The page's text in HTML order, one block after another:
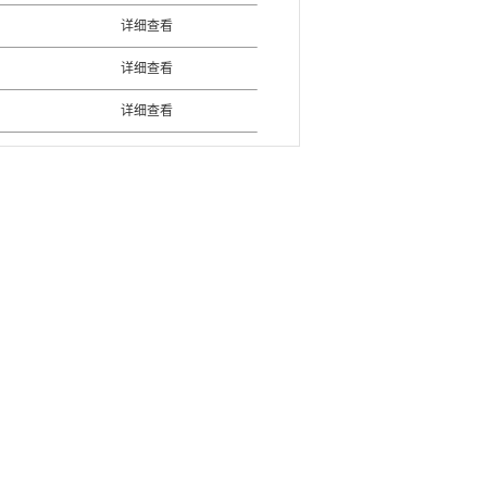
详细查看
详细查看
详细查看